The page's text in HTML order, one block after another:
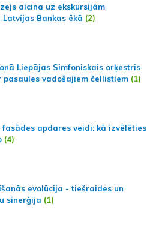
aicina uz ekskursijām
Bankas ēkā (2)
Liepājas Simfoniskais orķestris
pasaules vadošajiem čellistiem (1)
fasādes apdares veidi: kā izvēlēties
(4)
evolūcija - tiešraides un
sinerģija (1)